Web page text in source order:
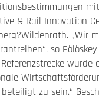
& Rail Innovation
„Wir
so
zu sein.“